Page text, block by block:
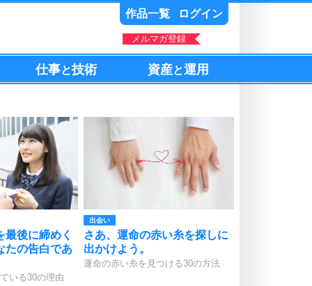
作品一覧 ログイン
メルマガ登録
仕事と技術 資産と運用
最後に締めく
たの告白であ
いる30の理由
出会い
さあ、運命の赤い糸を探しに
出かけよう。
運命の赤い糸を見つける30の方法